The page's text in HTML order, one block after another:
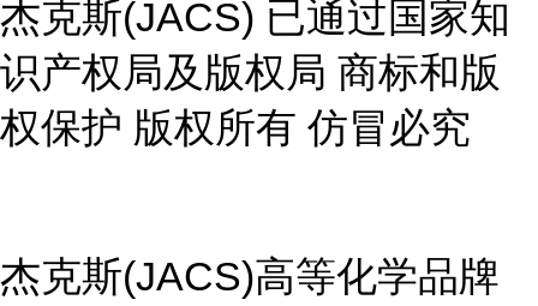
杰克斯(JACS) 已通过国家知
识产权局及版权局 商标和版
权保护 版权所有 仿冒必究
杰克斯(JACS)高等化学品牌